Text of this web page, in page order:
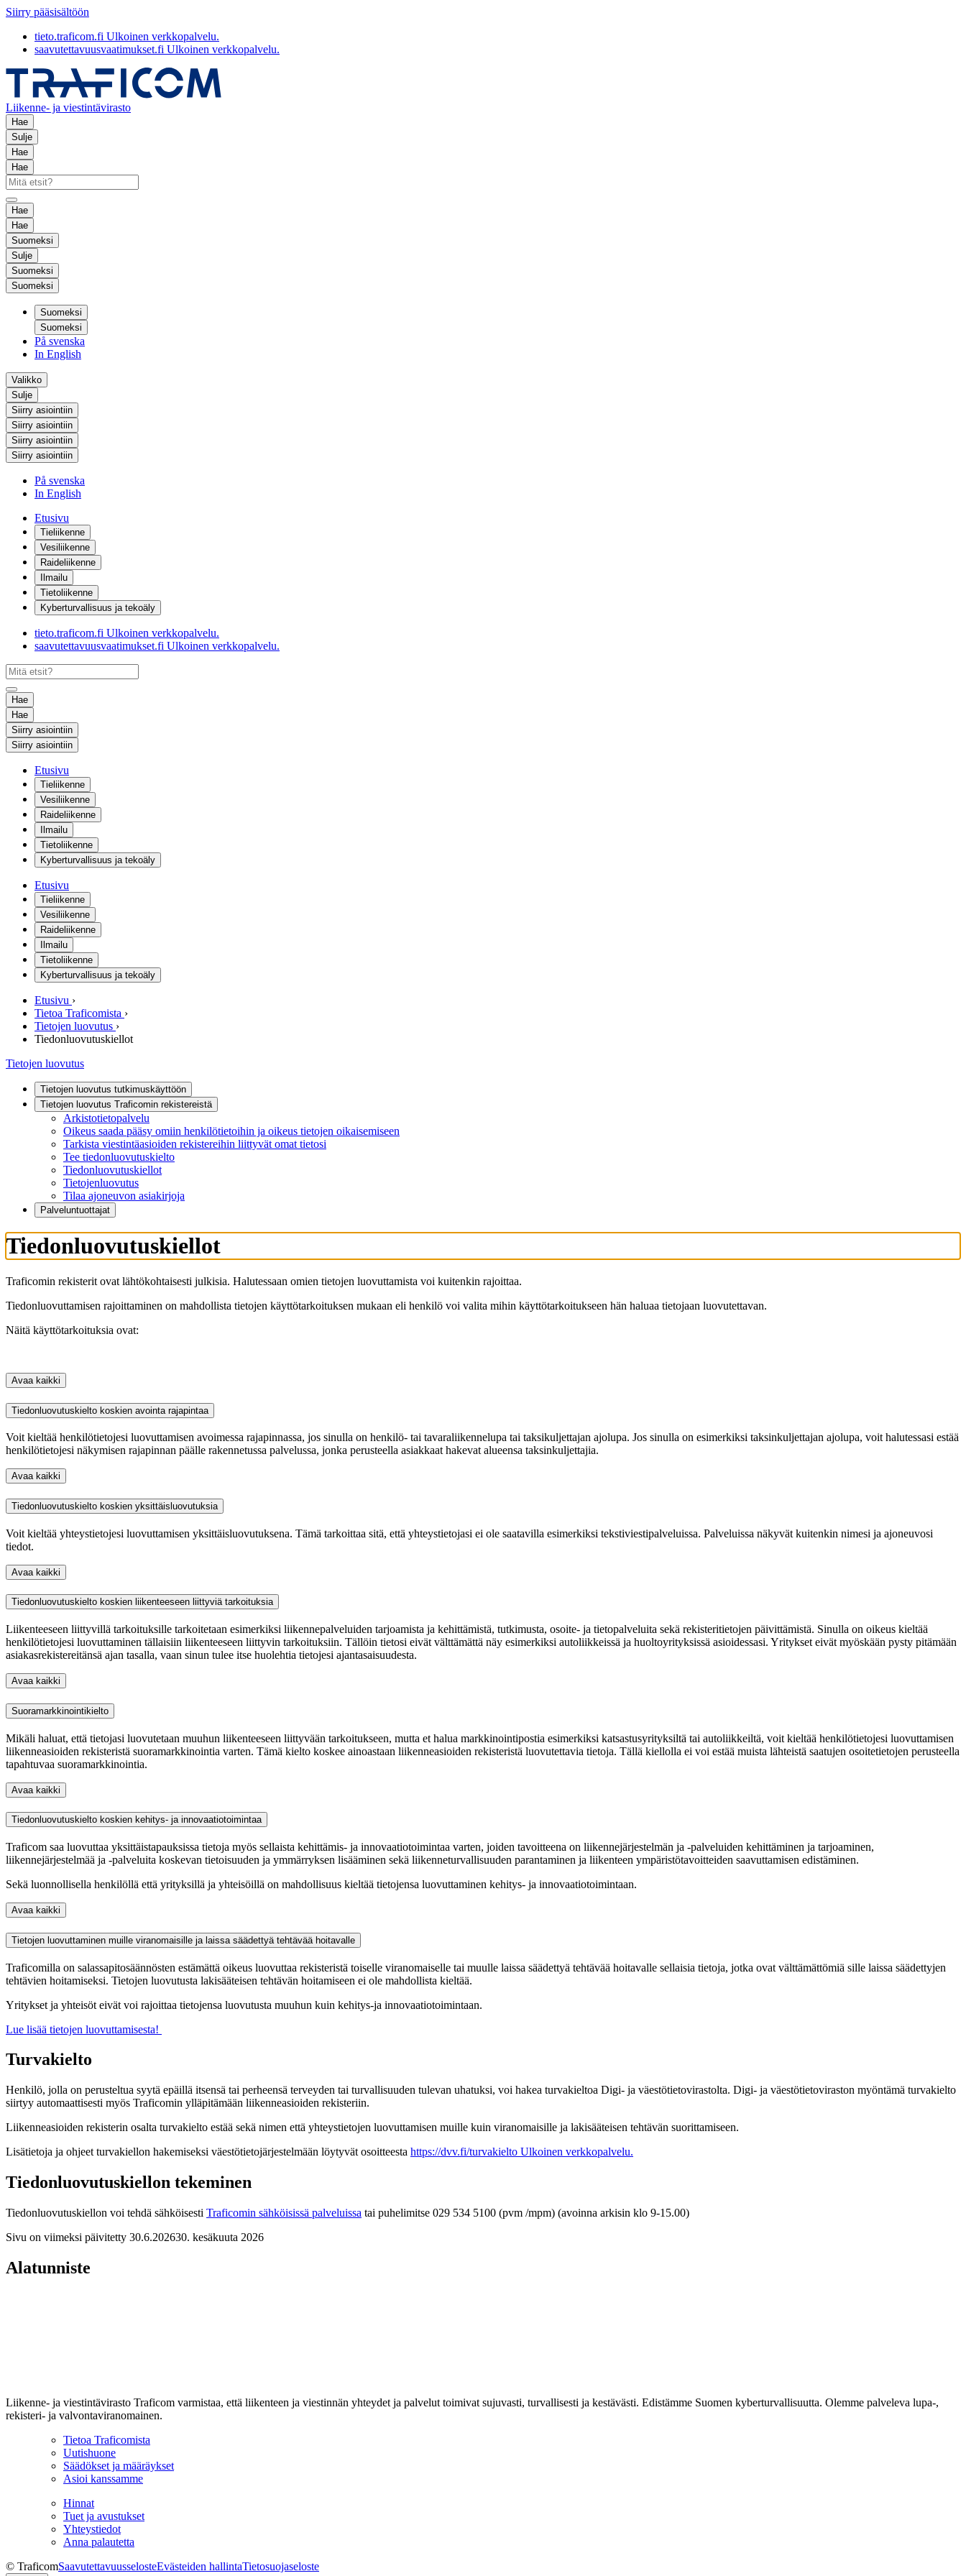
Siirry pääsisältöön
tieto.traficom.fi Ulkoinen verkkopalvelu.
saavutettavuusvaatimukset.fi Ulkoinen verkkopalvelu.
Liikenne- ja viestintävirasto
Hae
Sulje
Hae
Hae
Hae
Hae
Suomeksi
Sulje
Suomeksi
Suomeksi
Suomeksi
Suomeksi
På svenska
In English
Valikko
Sulje
Siirry asiointiin
Siirry asiointiin
Siirry asiointiin
Siirry asiointiin
På svenska
In English
Etusivu
Tieliikenne
Vesiliikenne
Raideliikenne
Ilmailu
Tietoliikenne
Kyberturvallisuus ja tekoäly
tieto.traficom.fi Ulkoinen verkkopalvelu.
saavutettavuusvaatimukset.fi Ulkoinen verkkopalvelu.
Hae
Hae
Siirry asiointiin
Siirry asiointiin
Etusivu
Tieliikenne
Vesiliikenne
Raideliikenne
Ilmailu
Tietoliikenne
Kyberturvallisuus ja tekoäly
Etusivu
Tieliikenne
Vesiliikenne
Raideliikenne
Ilmailu
Tietoliikenne
Kyberturvallisuus ja tekoäly
Etusivu ›
Tietoa Traficomista ›
Tietojen luovutus ›
Tiedonluovutuskiellot
Tietojen luovutus
Tietojen luovutus tutkimuskäyttöön
Tietojen luovutus Traficomin rekistereistä
Arkistotietopalvelu
Oikeus saada pääsy omiin henkilötietoihin ja oikeus tietojen oikaisemiseen
Tarkista viestintäasioiden rekistereihin liittyvät omat tietosi
Tee tiedonluovutuskielto
Tiedonluovutuskiellot
Tietojenluovutus
Tilaa ajoneuvon asiakirjoja
Palveluntuottajat
Tiedonluovutuskiellot
Traficomin rekisterit ovat lähtökohtaisesti julkisia. Halutessaan omien tietojen luovuttamista voi kuitenkin rajoittaa.
Tiedonluovuttamisen rajoittaminen on mahdollista tietojen käyttötarkoituksen mukaan eli henkilö voi valita mihin käyttötarkoitukseen hän haluaa tietojaan luovutettavan.
Näitä käyttötarkoituksia ovat:
Avaa kaikki
Tiedonluovutuskielto koskien avointa rajapintaa
Voit kieltää henkilötietojesi luovuttamisen avoimessa rajapinnassa, jos sinulla on henkilö- tai tavaraliikennelupa tai taksikuljettajan ajolupa. Jos sinulla on esimerkiksi taksinkuljettajan ajolupa, voit halutessasi estää
henkilötietojesi näkymisen rajapinnan päälle rakennetussa palvelussa, jonka perusteella asiakkaat hakevat alueensa taksinkuljettajia.
Avaa kaikki
Tiedonluovutuskielto koskien yksittäisluovutuksia
Voit kieltää yhteystietojesi luovuttamisen yksittäisluovutuksena. Tämä tarkoittaa sitä, että yhteystietojasi ei ole saatavilla esimerkiksi tekstiviestipalveluissa. Palveluissa näkyvät kuitenkin nimesi ja ajoneuvosi
tiedot.
Avaa kaikki
Tiedonluovutuskielto koskien liikenteeseen liittyviä tarkoituksia
Liikenteeseen liittyvillä tarkoituksille tarkoitetaan esimerkiksi liikennepalveluiden tarjoamista ja kehittämistä, tutkimusta, osoite- ja tietopalveluita sekä rekisteritietojen päivittämistä. Sinulla on oikeus kieltää
henkilötietojesi luovuttaminen tällaisiin liikenteeseen liittyvin tarkoituksiin. Tällöin tietosi eivät välttämättä näy esimerkiksi autoliikkeissä ja huoltoyrityksissä asioidessasi. Yritykset eivät myöskään pysty pitämään
asiakasrekistereitänsä ajan tasalla, vaan sinun tulee itse huolehtia tietojesi ajantasaisuudesta.
Avaa kaikki
Suoramarkkinointikielto
Mikäli haluat, että tietojasi luovutetaan muuhun liikenteeseen liittyvään tarkoitukseen, mutta et halua markkinointipostia esimerkiksi katsastusyrityksiltä tai autoliikkeiltä, voit kieltää henkilötietojesi luovuttamisen
liikenneasioiden rekisteristä suoramarkkinointia varten. Tämä kielto koskee ainoastaan liikenneasioiden rekisteristä luovutettavia tietoja. Tällä kiellolla ei voi estää muista lähteistä saatujen osoitetietojen perusteella
tapahtuvaa suoramarkkinointia.
Avaa kaikki
Tiedonluovutuskielto koskien kehitys- ja innovaatiotoimintaa
Traficom saa luovuttaa yksittäistapauksissa tietoja myös sellaista kehittämis- ja innovaatiotoimintaa varten, joiden tavoitteena on liikennejärjestelmän ja -palveluiden kehittäminen ja tarjoaminen,
liikennejärjestelmää ja -palveluita koskevan tietoisuuden ja ymmärryksen lisääminen sekä liikenneturvallisuuden parantaminen ja liikenteen ympäristötavoitteiden saavuttamisen edistäminen.
Sekä luonnollisella henkilöllä että yrityksillä ja yhteisöillä on mahdollisuus kieltää tietojensa luovuttaminen kehitys- ja innovaatiotoimintaan.
Avaa kaikki
Tietojen luovuttaminen muille viranomaisille ja laissa säädettyä tehtävää hoitavalle
Traficomilla on salassapitosäännösten estämättä oikeus luovuttaa rekisteristä toiselle viranomaiselle tai muulle laissa säädettyä tehtävää hoitavalle sellaisia tietoja, jotka ovat välttämättömiä sille laissa säädettyjen
tehtävien hoitamiseksi. Tietojen luovutusta lakisääteisen tehtävän hoitamiseen ei ole mahdollista kieltää.
Yritykset ja yhteisöt eivät voi rajoittaa tietojensa luovutusta muuhun kuin kehitys-ja innovaatiotoimintaan.
Lue lisää tietojen luovuttamisesta!
Turvakielto
Henkilö, jolla on perusteltua syytä epäillä itsensä tai perheensä terveyden tai turvallisuuden tulevan uhatuksi, voi hakea turvakieltoa Digi- ja väestötietovirastolta. Digi- ja väestötietoviraston myöntämä turvakielto
siirtyy automaattisesti myös Traficomin ylläpitämään liikenneasioiden rekisteriin.
Liikenneasioiden rekisterin osalta turvakielto estää sekä nimen että yhteystietojen luovuttamisen muille kuin viranomaisille ja lakisääteisen tehtävän suorittamiseen.
Lisätietoja ja ohjeet turvakiellon hakemiseksi väestötietojärjestelmään löytyvät osoitteesta https://dvv.fi/turvakielto Ulkoinen verkkopalvelu.
Tiedonluovutuskiellon tekeminen
Tiedonluovutuskiellon voi tehdä sähköisesti Traficomin sähköisissä palveluissa tai puhelimitse 029 534 5100 (pvm /mpm) (avoinna arkisin klo 9-15.00)
Sivu on viimeksi päivitetty 30.6.202630. kesäkuuta 2026
Alatunniste
Liikenne- ja viestintävirasto Traficom varmistaa, että liikenteen ja viestinnän yhteydet ja palvelut toimivat sujuvasti, turvallisesti ja kestävästi. Edistämme Suomen kyberturvallisuutta. Olemme palveleva lupa-,
rekisteri- ja valvontaviranomainen.
Tietoa Traficomista
Uutishuone
Säädökset ja määräykset
Asioi kanssamme
Hinnat
Tuet ja avustukset
Yhteystiedot
Anna palautetta
© TraficomSaavutettavuusselosteEvästeiden hallintaTietosuojaseloste